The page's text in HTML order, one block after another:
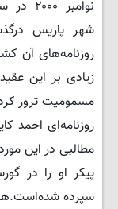
شهر پاریس
روزنامه‌های آن
زیادی بر این
مسمومیت ترور
روزنامه‌ای احمد
مطالبی در این
سپرده